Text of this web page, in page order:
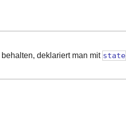
deklariert man mit state